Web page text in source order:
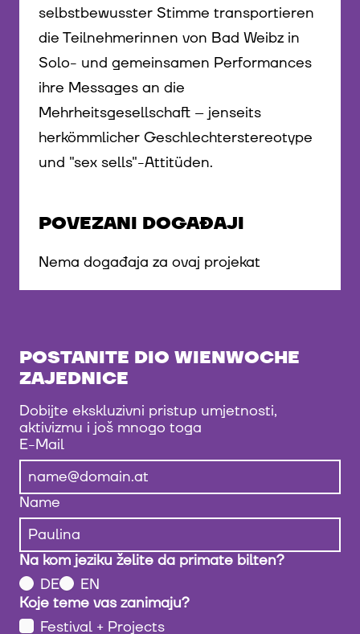
selbstbewusster Stimme transportieren
die Teilnehmerinnen von Bad Weibz in
Solo- und gemeinsamen Performances
ihre Messages an die
Mehrheitsgesellschaft – jenseits
herkömmlicher Geschlechterstereotype
und "sex sells"-Attitüden.
POVEZANI DOGAĐAJI
Nema događaja za ovaj projekat
POSTANITE DIO WIENWOCHE
ZAJEDNICE
Dobijte ekskluzivni pristup umjetnosti,
aktivizmu i još mnogo toga
E-Mail
Name
Na kom jeziku želite da primate bilten?
DE
EN
Koje teme vas zanimaju?
Festival + Projects